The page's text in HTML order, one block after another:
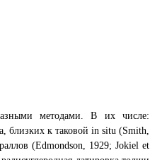
методами. В их числе:
близких к таковой in situ (Smith,
(Edmondson, 1929; Jokiel et